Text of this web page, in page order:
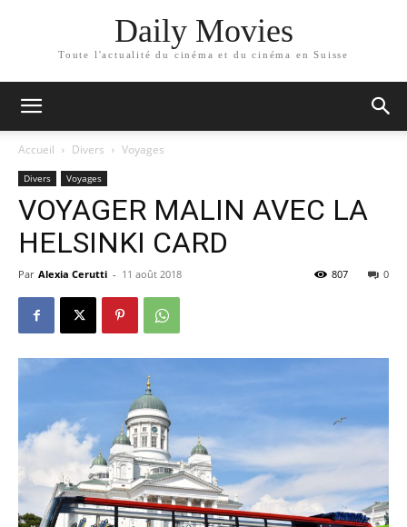
Daily Movies
Toute l'actualité du cinéma et du cinéma en Suisse
Accueil Divers Voyages
Divers Voyages
VOYAGER MALIN AVEC LA
HELSINKI CARD
Par Alexia Cerutti - 11 août 2018 0
807